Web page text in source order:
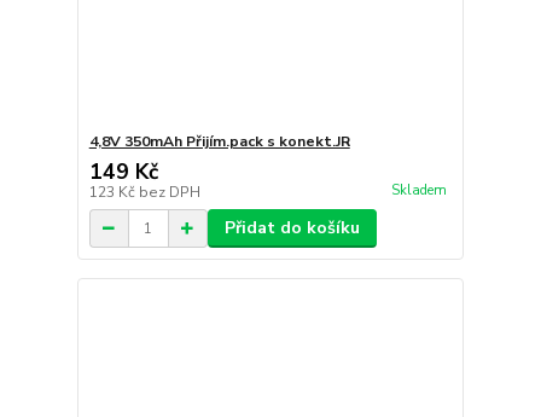
4,8V 350mAh Přijím.pack s konekt.JR
149 Kč
123 Kč bez DPH Skladem
Přidat do košíku